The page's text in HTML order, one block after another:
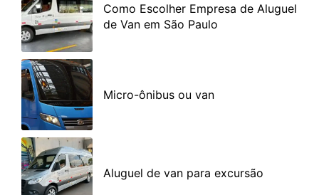
Como Escolher Empresa de Aluguel
de Van em São Paulo
Micro-ônibus ou van
Aluguel de van para excursão